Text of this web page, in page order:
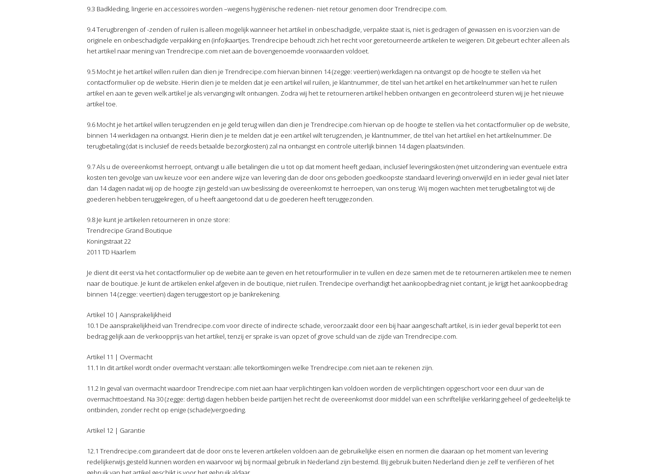
9.3 Badkleding, lingerie en accessoires worden –wegens hygiënische redenen- niet retour genomen door Trendrecipe.com.
9.4 Terugbrengen of -zenden of ruilen is alleen mogelijk wanneer het artikel in onbeschadigde, verpakte staat is, niet is gedragen of gewassen en is voorzien van de
originele en onbeschadigde verpakking en (info)kaartjes. Trendrecipe behoudt zich het recht voor geretourneerde artikelen te weigeren. Dit gebeurt echter alleen als
het artikel naar mening van Trendrecipe.com niet aan de bovengenoemde voorwaarden voldoet.
9.5 Mocht je het artikel willen ruilen dan dien je Trendrecipe.com hiervan binnen 14 (zegge: veertien) werkdagen na ontvangst op de hoogte te stellen via het
contactformulier op de website. Hierin dien je te melden dat je een artikel wil ruilen, je klantnummer, de titel van het artikel en het artikelnummer van het te ruilen
artikel en aan te geven welk artikel je als vervanging wilt ontvangen. Zodra wij het te retourneren artikel hebben ontvangen en gecontroleerd sturen wij je het nieuwe
artikel toe.
9.6 Mocht je het artikel willen terugzenden en je geld terug willen dan dien je Trendrecipe.com hiervan op de hoogte te stellen via het contactformulier op de website,
binnen 14 werkdagen na ontvangst. Hierin dien je te melden dat je een artikel wilt terugzenden, je klantnummer, de titel van het artikel en het artikelnummer. De
terugbetaling (dat is inclusief de reeds betaalde bezorgkosten) zal na ontvangst en controle uiterlijk binnen 14 dagen plaatsvinden.
9.7 Als u de overeenkomst herroept, ontvangt u alle betalingen die u tot op dat moment heeft gedaan, inclusief leveringskosten (met uitzondering van eventuele extra
kosten ten gevolge van uw keuze voor een andere wijze van levering dan de door ons geboden goedkoopste standaard levering) onverwijld en in ieder geval niet later
dan 14 dagen nadat wij op de hoogte zijn gesteld van uw beslissing de overeenkomst te herroepen, van ons terug. Wij mogen wachten met terugbetaling tot wij de
goederen hebben teruggekregen, of u heeft aangetoond dat u de goederen heeft teruggezonden.
9.8 Je kunt je artikelen retourneren in onze store:
Trendrecipe Grand Boutique
Koningstraat 22
2011 TD Haarlem
Je dient dit eerst via het contactformulier op de webite aan te geven en het retourformulier in te vullen en deze samen met de te retourneren artikelen mee te nemen
naar de boutique. Je kunt de artikelen enkel afgeven in de boutique, niet ruilen. Trendecipe overhandigt het aankoopbedrag niet contant, je krijgt het aankoopbedrag
binnen 14 (zegge: veertien) dagen teruggestort op je bankrekening.
Artikel 10 | Aansprakelijkheid
10.1 De aansprakelijkheid van Trendrecipe.com voor directe of indirecte schade, veroorzaakt door een bij haar aangeschaft artikel, is in ieder geval beperkt tot een
bedrag gelijk aan de verkoopprijs van het artikel, tenzij er sprake is van opzet of grove schuld van de zijde van Trendrecipe.com.
Artikel 11 | Overmacht
11.1 In dit artikel wordt onder overmacht verstaan: alle tekortkomingen welke Trendrecipe.com niet aan te rekenen zijn.
11.2 In geval van overmacht waardoor Trendrecipe.com niet aan haar verplichtingen kan voldoen worden de verplichtingen opgeschort voor een duur van de
overmachttoestand. Na 30 (zegge: dertig) dagen hebben beide partijen het recht de overeenkomst door middel van een schriftelijke verklaring geheel of gedeeltelijk te
ontbinden, zonder recht op enige (schade)vergoeding.
Artikel 12 | Garantie
12.1 Trendrecipe.com garandeert dat de door ons te leveren artikelen voldoen aan de gebruikelijke eisen en normen die daaraan op het moment van levering
redelijkerwijs gesteld kunnen worden en waarvoor wij bij normaal gebruik in Nederland zijn bestemd. Bij gebruik buiten Nederland dien je zelf te verifiëren of het